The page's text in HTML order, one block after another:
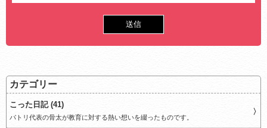
カテゴリー
こった日記 (41)
パトリ代表の骨太が教育に対する熱い想いを綴ったものです。